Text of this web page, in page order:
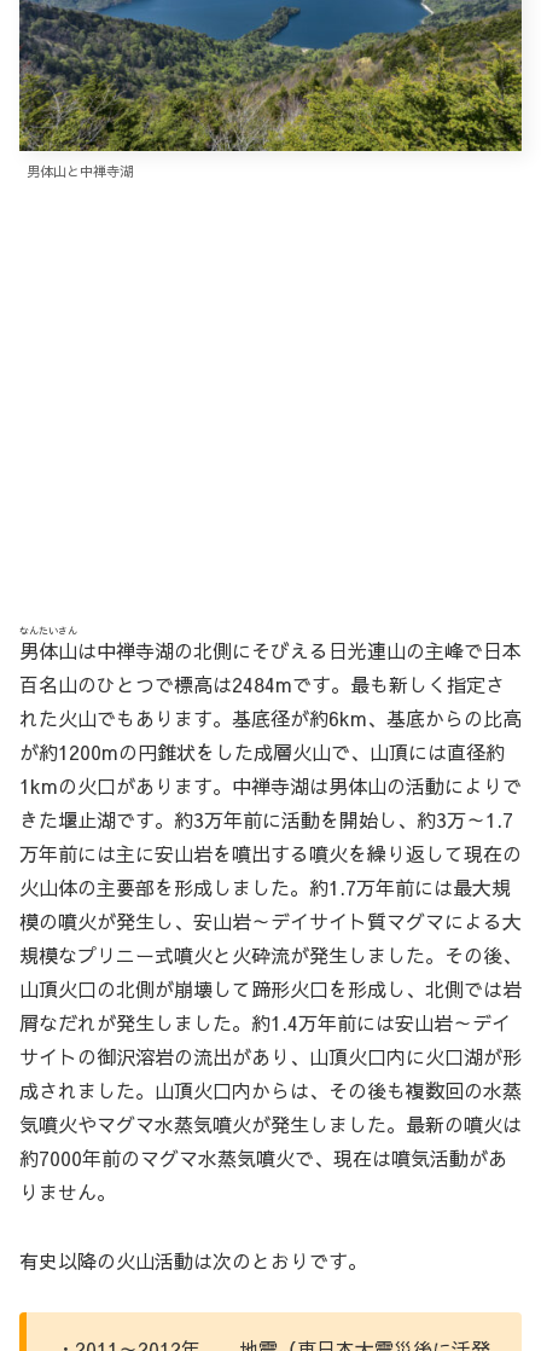
男体山と中禅寺湖
男体山
なんたいさん
は中禅寺湖の北側にそびえる日光連山の主峰で日本
百名山のひとつで標高は2484mです。最も新しく指定さ
れた火山でもあります。基底径が約6km、基底からの比高
が約1200mの円錐状をした成層火山で、山頂には直径約
1kmの火口があります。中禅寺湖は男体山の活動によりで
きた堰止湖です。約3万年前に活動を開始し、約3万～1.7
万年前には主に安山岩を噴出する噴火を繰り返して現在の
火山体の主要部を形成しました。約1.7万年前には最大規
模の噴火が発生し、安山岩～デイサイト質マグマによる大
規模なプリニー式噴火と火砕流が発生しました。その後、
山頂火口の北側が崩壊して蹄形火口を形成し、北側では岩
屑なだれが発生しました。約1.4万年前には安山岩～デイ
サイトの御沢溶岩の流出があり、山頂火口内に火口湖が形
成されました。山頂火口内からは、その後も複数回の水蒸
気噴火やマグマ水蒸気噴火が発生しました。最新の噴火は
約7000年前のマグマ水蒸気噴火で、現在は噴気活動があ
りません。
有史以降の火山活動は次のとおりです。